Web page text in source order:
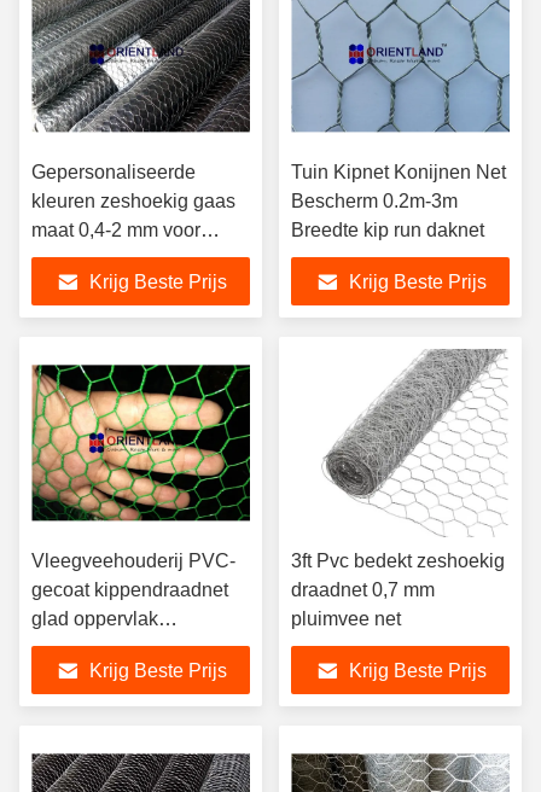
Gepersonaliseerde
kleuren zeshoekig gaas
maat 0,4-2 mm voor
ambachtelijk werk
Krijg Beste Prijs
Tuin Kipnet Konijnen Net
Bescherm 0.2m-3m
Breedte kip run daknet
Krijg Beste Prijs
Vleegveehouderij PVC-
gecoat kippendraadnet
glad oppervlak
oxidatieweerstand
Krijg Beste Prijs
3ft Pvc bedekt zeshoekig
draadnet 0,7 mm
pluimvee net
Krijg Beste Prijs